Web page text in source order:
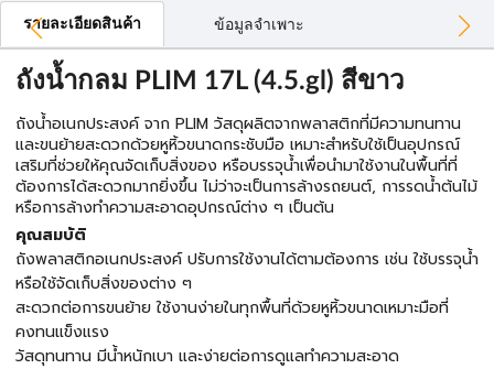
รายละเอียดสินค้า ข้อมูลจำเพาะ
ถังน้ำกลม PLIM 17L (4.5.gl) สีขาว
ถังน้ำอเนกประสงค์ จาก PLIM วัสดุผลิตจากพลาสติกที่มีความทนทาน
และขนย้ายสะดวกด้วยหูหิ้วขนาดกระชับมือ เหมาะสำหรับใช้เป็นอุปกรณ์
เสริมที่ช่วยให้คุณจัดเก็บสิ่งของ หรือบรรจุน้ำเพื่อนำมาใช้งานในพื้นที่ที่
ต้องการได้สะดวกมากยิ่งขึ้น ไม่ว่าจะเป็นการล้างรถยนต์, การรดน้ำต้นไม้
หรือการล้างทำความสะอาดอุปกรณ์ต่าง ๆ เป็นต้น
คุณสมบัติ
ถังพลาสติกอเนกประสงค์ ปรับการใช้งานได้ตามต้องการ เช่น ใช้บรรจุน้ำ
หรือใช้จัดเก็บสิ่งของต่าง ๆ
สะดวกต่อการขนย้าย ใช้งานง่ายในทุกพื้นที่ด้วยหูหิ้วขนาดเหมาะมือที่
คงทนแข็งแรง
วัสดุทนทาน มีน้ำหนักเบา และง่ายต่อการดูแลทำความสะอาด